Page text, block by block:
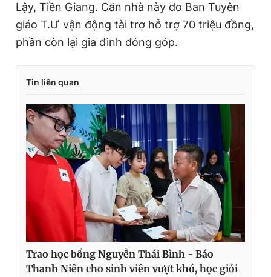
Lậy, Tiền Giang. Căn nhà này do Ban Tuyên
giáo T.Ư vận động tài trợ hỗ trợ 70 triệu đồng,
phần còn lại gia đình đóng góp.
Tin liên quan
Trao học bổng Nguyễn Thái Bình - Báo
Thanh Niên cho sinh viên vượt khó, học giỏi